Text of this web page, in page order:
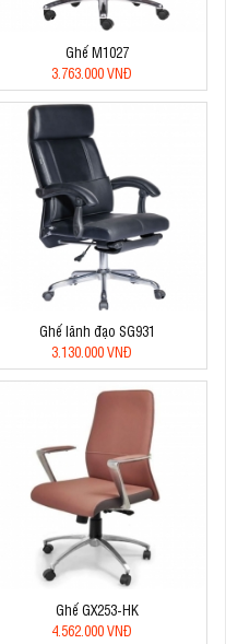
Ghế M1027
3.763.000 VNĐ
Ghế lãnh đạo SG931
3.130.000 VNĐ
Ghế GX253-HK
4.562.000 VNĐ